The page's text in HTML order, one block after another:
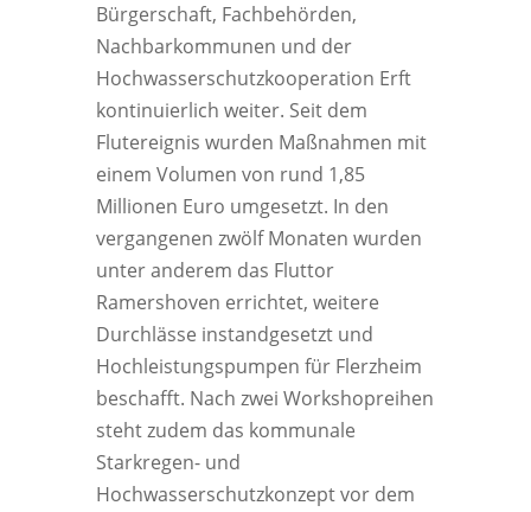
Bürgerschaft, Fachbehörden,
Nachbarkommunen und der
Hochwasserschutzkooperation Erft
kontinuierlich weiter. Seit dem
Flutereignis wurden Maßnahmen mit
einem Volumen von rund 1,85
Millionen Euro umgesetzt. In den
vergangenen zwölf Monaten wurden
unter anderem das Fluttor
Ramershoven errichtet, weitere
Durchlässe instandgesetzt und
Hochleistungspumpen für Flerzheim
beschafft. Nach zwei Workshopreihen
steht zudem das kommunale
Starkregen- und
Hochwasserschutzkonzept vor dem